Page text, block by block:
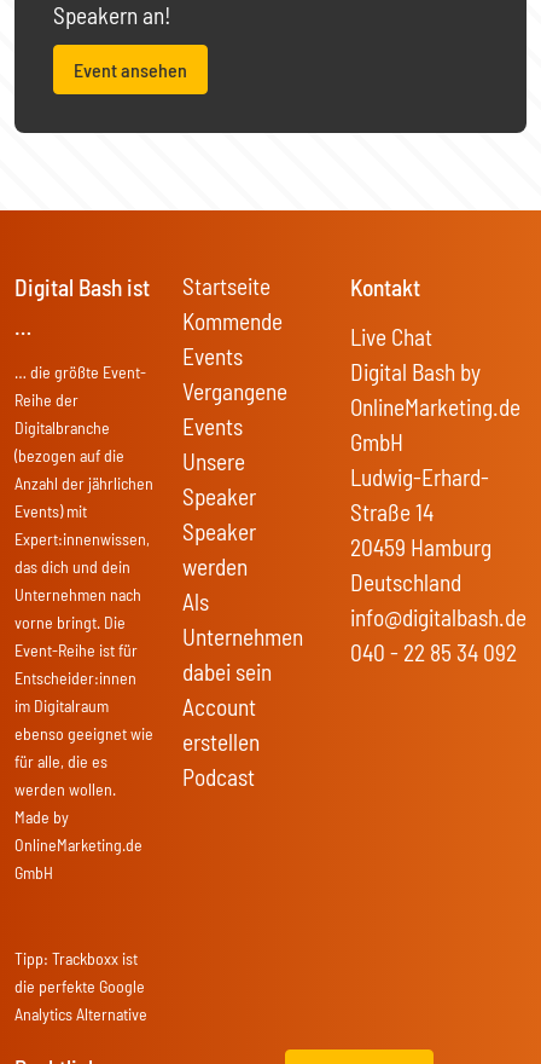
Speakern an!
Event ansehen
Digital Bash ist
…
… die größte Event-
Reihe der
Digitalbranche
(bezogen auf die
Anzahl der jährlichen
Events) mit
Expert:innenwissen,
das dich und dein
Unternehmen nach
vorne bringt. Die
Event-Reihe ist für
Entscheider:innen
im Digitalraum
ebenso geeignet wie
für alle, die es
werden wollen.
Made by
OnlineMarketing.de
GmbH
Tipp: Trackboxx ist
die perfekte Google
Analytics Alternative
Startseite
Kommende
Events
Vergangene
Events
Unsere
Speaker
Speaker
werden
Als
Unternehmen
dabei sein
Account
erstellen
Podcast
Kontakt
Live Chat
Digital Bash by
OnlineMarketing.de
GmbH
Ludwig-Erhard-
Straße 14
20459 Hamburg
Deutschland
info@digitalbash.de
040 - 22 85 34 092